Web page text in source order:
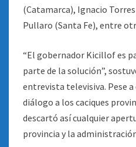
(Catamarca), Ignacio
Pullaro (Santa Fe), entre
“El gobernador Kicillof es
parte de la solución”,
entrevista televisiva. Pese a
diálogo a los caciques
descartó así cualquier
provincia y la